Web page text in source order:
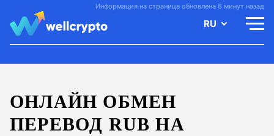
Информация на странице обновлена 6 минут назад
RU
ОНЛАЙН ОБМЕН
ПЕРЕВОД RUB НА